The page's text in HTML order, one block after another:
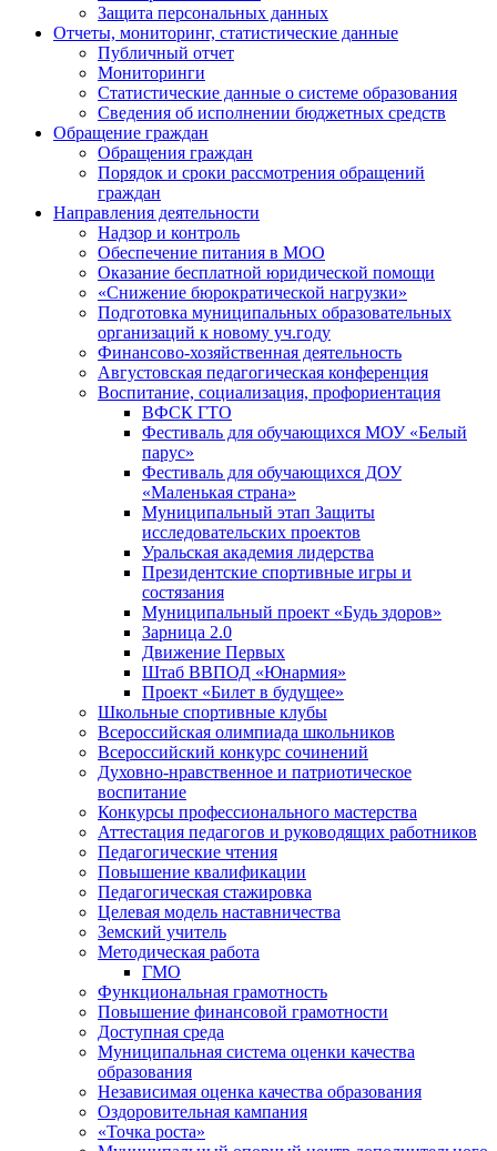
Защита персональных данных
Отчеты, мониторинг, статистические данные
Публичный отчет
Мониторинги
Статистические данные о системе образования
Сведения об исполнении бюджетных средств
Обращение граждан
Обращения граждан
Порядок и сроки рассмотрения обращений
граждан
Направления деятельности
Надзор и контроль
Обеспечение питания в МОО
Оказание бесплатной юридической помощи
«Снижение бюрократической нагрузки»
Подготовка муниципальных образовательных
организаций к новому уч.году
Финансово-хозяйственная деятельность
Августовская педагогическая конференция
Воспитание, социализация, профориентация
ВФСК ГТО
Фестиваль для обучающихся МОУ «Белый
парус»
Фестиваль для обучающихся ДОУ
«Маленькая страна»
Муниципальный этап Защиты
исследовательских проектов
Уральская академия лидерства
Президентские спортивные игры и
состязания
Муниципальный проект «Будь здоров»
Зарница 2.0
Движение Первых
Штаб ВВПОД «Юнармия»
Проект «Билет в будущее»
Школьные спортивные клубы
Всероссийская олимпиада школьников
Всероссийский конкурс сочинений
Духовно-нравственное и патриотическое
воспитание
Конкурсы профессионального мастерства
Аттестация педагогов и руководящих работников
Педагогические чтения
Повышение квалификации
Педагогическая стажировка
Целевая модель наставничества
Земский учитель
Методическая работа
ГМО
Функциональная грамотность
Повышение финансовой грамотности
Доступная среда
Муниципальная система оценки качества
образования
Независимая оценка качества образования
Оздоровительная кампания
«Точка роста»